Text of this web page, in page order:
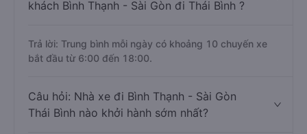
khách Bình Thạnh - Sài Gòn đi Thái Bình ?
Trả lời: Trung bình mỗi ngày có khoảng 10 chuyến xe
bắt đầu từ 6:00 đến 18:00.
Câu hỏi: Nhà xe đi Bình Thạnh - Sài Gòn
Thái Bình nào khởi hành sớm nhất?